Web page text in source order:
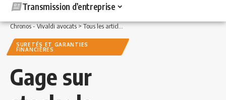
Transmission d’entreprise
Chronos - Vivaldi avocats>Tous les articles >Banque / Crédit>Suretés et
SURETÉS ET GARANTIES
FINANCIÈRES
Gage sur